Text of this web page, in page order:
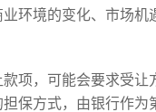
环境的变化、市场机
项，可能会要求受让
保方式，由银行作为